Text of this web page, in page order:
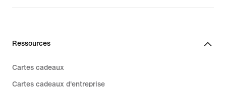
Ressources
Cartes cadeaux
Cartes cadeaux d'entreprise